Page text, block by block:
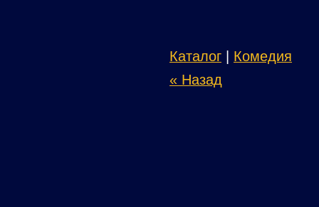
Каталог
Комедия
« Назад